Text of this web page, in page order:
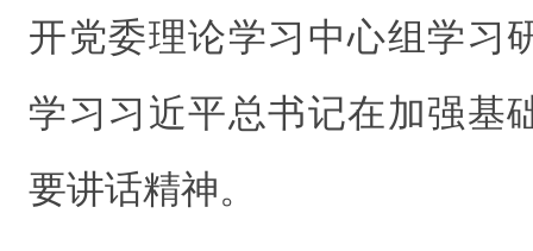
开党委理论学习中心组学习
学习习近平总书记在加强基
要讲话精神。